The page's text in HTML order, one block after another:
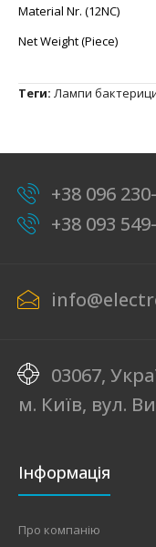
Material Nr. (12NC)
Net Weight (Piece)
Теги: Лампи
+38 096
+38 093
03067,
м. Київ, вул.
Інформація
Про компанію